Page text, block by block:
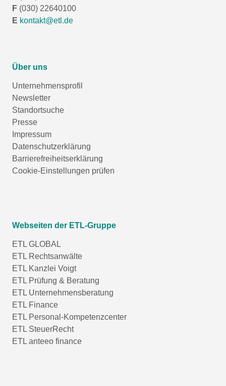
F (030) 22640100
E kontakt@etl.de
Über uns
Unternehmensprofil
Newsletter
Standortsuche
Presse
Impressum
Datenschutzerklärung
Barrierefreiheitserklärung
Cookie-Einstellungen prüfen
Webseiten der ETL-Gruppe
ETL GLOBAL
ETL Rechtsanwälte
ETL Kanzlei Voigt
ETL Prüfung & Beratung
ETL Unternehmensberatung
ETL Finance
ETL Personal-Kompetenzcenter
ETL SteuerRecht
ETL anteeo finance